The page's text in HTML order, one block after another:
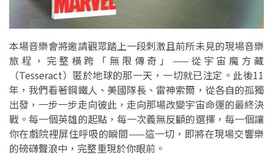
本場音樂會將邀請觀眾踏上一段刺激且前所未見的現場音樂
旅程，完整橫跨「無限傳奇」——從宇宙魔方藏
（Tesseract）匿於地球的那一天，一切就已注定。此後11
年，我們看著鋼鐵人、美國隊長、雷神索爾，從各自的孤獨
出發，一步一步走向彼此，走向那場改變宇宙命運的最終決
戰。每一個英雄的起點，每一次義無反顧的選擇，每一個讓
你在戲院裡屏住呼吸的瞬間——這一切，即將在現場交響樂
的磅礴聲浪中，完整重現於你眼前。